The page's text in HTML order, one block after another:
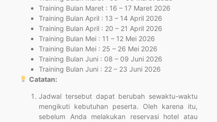
Training Bulan Maret : 16 – 17 Maret 2026
Training Bulan April : 13 – 14 April 2026
Training Bulan April : 20 – 21 April 2026
Training Bulan Mei : 11 – 12 Mei 2026
Training Bulan Mei : 25 – 26 Mei 2026
Training Bulan Juni : 08 – 09 Juni 2026
Training Bulan Juni : 22 – 23 Juni 2026
Catatan:
Jadwal tersebut dapat berubah sewaktu-waktu
mengikuti kebutuhan peserta. Oleh karena itu,
sebelum Anda melakukan reservasi hotel atau